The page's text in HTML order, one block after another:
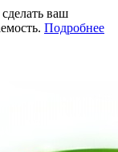
ваш
Подробнее